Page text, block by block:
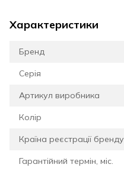
Характеристики
Бренд
Серія
Артикул виробника
Колір
Країна реєстрації бренду
Гарантійний термін, міс.